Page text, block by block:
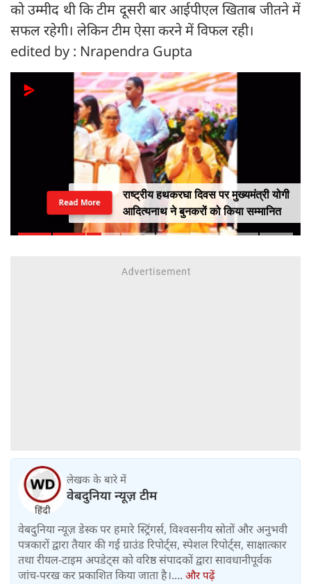
को उम्मीद थी कि टीम दूसरी बार आईपीएल खिताब जीतने में
सफल रहेगी। लेकिन टीम ऐसा करने में विफल रही।
edited by : Nrapendra Gupta
राष्ट्रीय हथकरघा दिवस पर मुख्यमंत्री योगी
आदित्यनाथ ने बुनकरों को किया सम्मानित
Read More
लेखक के बारे में
वेबदुनिया न्यूज़ टीम
वेबदुनिया न्यूज़ डेस्क पर हमारे स्ट्रिंगर्स, विश्वसनीय स्रोतों और अनुभवी
पत्रकारों द्वारा तैयार की गई ग्राउंड रिपोर्ट्स, स्पेशल रिपोर्ट्स, साक्षात्कार
तथा रीयल-टाइम अपडेट्स को वरिष्ठ संपादकों द्वारा सावधानीपूर्वक
जांच-परख कर प्रकाशित किया जाता है।.... और पढ़ें